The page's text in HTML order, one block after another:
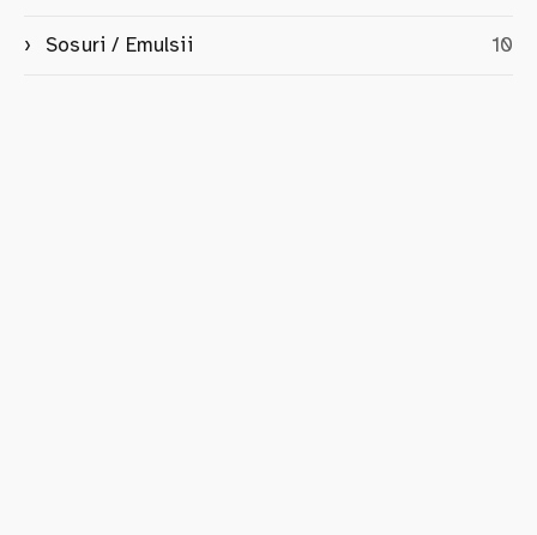
Sosuri / Emulsii 10